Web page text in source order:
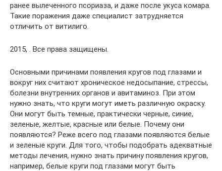
ранее вылеченного псориаза, и даже после укуса комара.
Такие поражения даже специалист затрудняется
отличить от витилиго.
2015, . Все права защищены.
Основными причинами появления кругов под глазами и
вокруг них считают хроническое недосыпание, стрессы,
болезни внутренних органов и авитаминоз. При этом
нужно знать, что круги могут иметь различную окраску.
Они могут быть темные, практически черные, синие,
зеленые, желтые, красные или белые. Почему они
появляются? Реже всего под глазами появляются белые
и зеленые круги. Для того, чтобы подобрать адекватные
методы лечения, нужно знать причину появления кругов,
например, белые круги под глазами могут быть